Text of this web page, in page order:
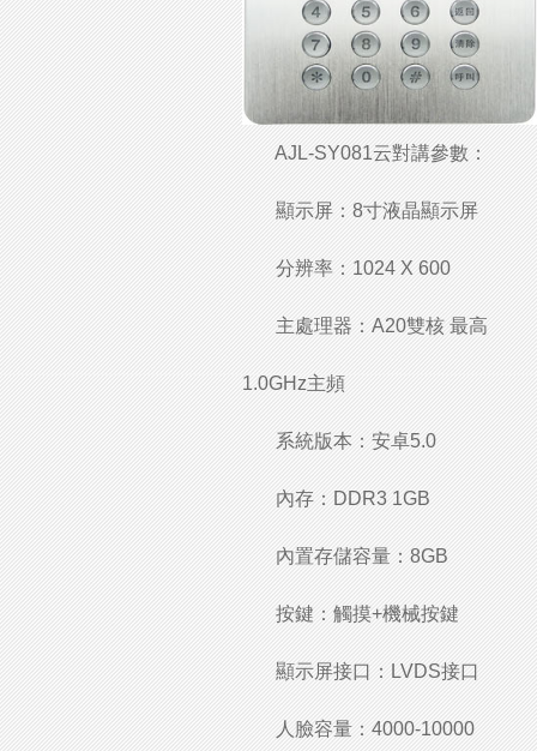
AJL-SY081云對講參數：
顯示屏：8寸液晶顯示屏
分辨率：1024 X 600
主處理器：A20雙核 最高
1.0GHz主頻
系統版本：安卓5.0
內存：DDR3 1GB
內置存儲容量：8GB
按鍵：觸摸+機械按鍵
顯示屏接口：LVDS接口
人臉容量：4000-10000